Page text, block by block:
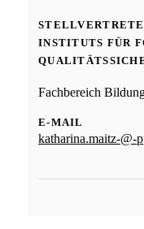
INSTITUTS FÜR
Fachbereich
E-MAIL
katharina.maitz-@-